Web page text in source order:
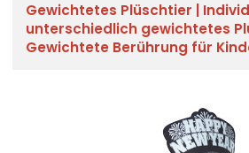
Gewichtetes Plüschtier |
unterschiedlich gewichtetes
Gewichtete Berührung für